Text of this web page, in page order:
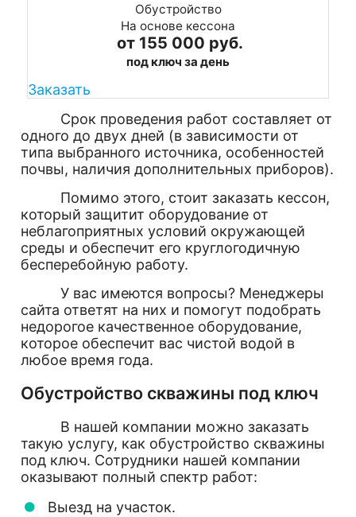
Обустройство
На основе кессона
от 155 000 руб.
под ключ за день
Заказать
Срок проведения работ составляет от
одного до двух дней (в зависимости от
типа выбранного источника, особенностей
почвы, наличия дополнительных приборов).
Помимо этого, стоит заказать кессон,
который защитит оборудование от
неблагоприятных условий окружающей
среды и обеспечит его круглогодичную
бесперебойную работу.
У вас имеются вопросы? Менеджеры
сайта ответят на них и помогут подобрать
недорогое качественное оборудование,
которое обеспечит вас чистой водой в
любое время года.
Обустройство скважины под ключ
В нашей компании можно заказать
такую услугу, как обустройство скважины
под ключ. Сотрудники нашей компании
оказывают полный спектр работ:
Выезд на участок.